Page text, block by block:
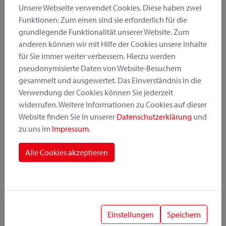
Produktkategorie
Montageposition
Befestigungssystem
Unsere Webseite verwendet Cookies. Diese haben zwei
Funktionen: Zum einen sind sie erforderlich für die
grundlegende Funktionalität unserer Website. Zum
anderen können wir mit Hilfe der Cookies unsere Inhalte
für Sie immer weiter verbessern. Hierzu werden
pseudonymisierte Daten von Website-Besuchern
gesammelt und ausgewertet. Das Einverständnis in die
Verwendung der Cookies können Sie jederzeit
widerrufen. Weitere Informationen zu Cookies auf dieser
Website finden Sie in unserer Datenschutzerklärung und
zu uns im Impressum.
Alle Cookies akzeptieren
Einstellungen Speichern